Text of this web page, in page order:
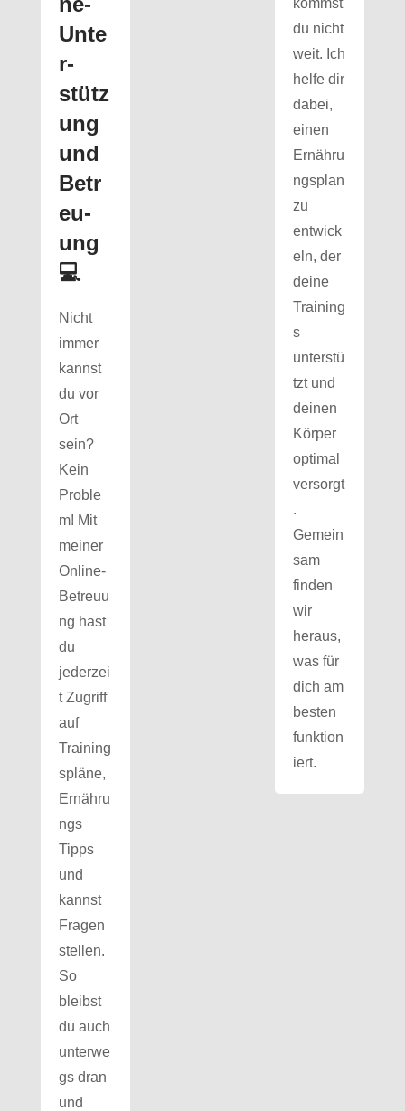
Unte
r­
stütz
ung
und
Betr
eu­
ung
💻
Nicht
immer
kannst
du vor
Ort
sein?
Kein
Proble
m! Mit
meiner
Online-
Betreuu
ng hast
du
jederzei
t Zugriff
auf
Training
spläne,
Ernähru
ngs
Tipps
und
kannst
Fragen
stellen.
So
bleibst
du auch
unterwe
gs dran
und
kommst
du nicht
weit. Ich
helfe dir
dabei,
einen
Ernähru
ngsplan
zu
entwick
eln, der
deine
Training
s
unterstü
tzt und
deinen
Körper
optimal
versorgt
.
Gemein
sam
finden
wir
heraus,
was für
dich am
besten
funktion
iert.